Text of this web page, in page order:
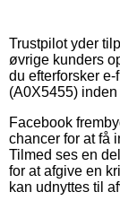
Trustpilot yder
øvrige kunders
du efterforsker
(A0X5455)
Facebook
chancer for at få
Tilmed ses en
for at afgive en
kan udnyttes til